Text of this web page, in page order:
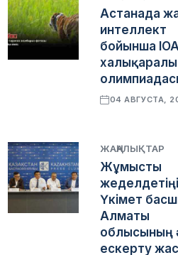
Астанада
интеллект
бойынша
04 АВГУСТА,
ЖАҢАЛЫҚТАР
Жұмысты
Үкімет
Алматы
облысының
ескерту